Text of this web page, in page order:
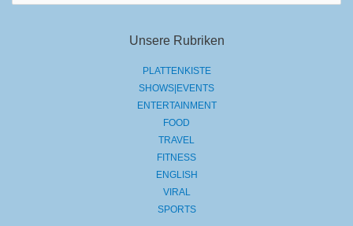
Unsere Rubriken
PLATTENKISTE
SHOWS|EVENTS
ENTERTAINMENT
FOOD
TRAVEL
FITNESS
ENGLISH
VIRAL
SPORTS